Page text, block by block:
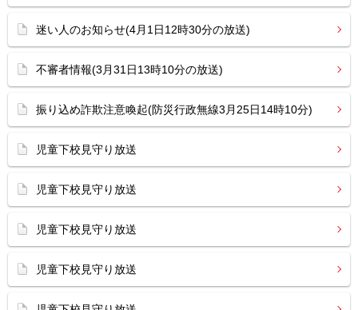
迷い人のお知らせ(4月1日12時30分の放送)
不審者情報(3月31日13時10分の放送)
振り込め詐欺注意喚起(防災行政無線3月25日14時10分)
児童下校見守り放送
児童下校見守り放送
児童下校見守り放送
児童下校見守り放送